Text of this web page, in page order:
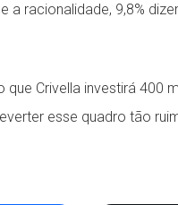
a racionalidade, 9,8%
que Crivella investirá 400
esse quadro tão